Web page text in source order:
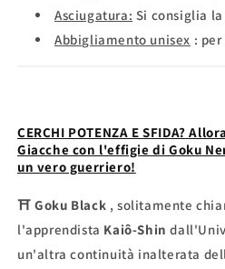
Asciugatura: Si consiglia
Abbigliamento unisex :
CERCHI POTENZA E SFIDA?
Giacche con l'effigie di Goku
un vero guerriero!
⛩Goku Black , solitamente
l'apprendista Kaiô-Shin
un'altra continuità inalterata